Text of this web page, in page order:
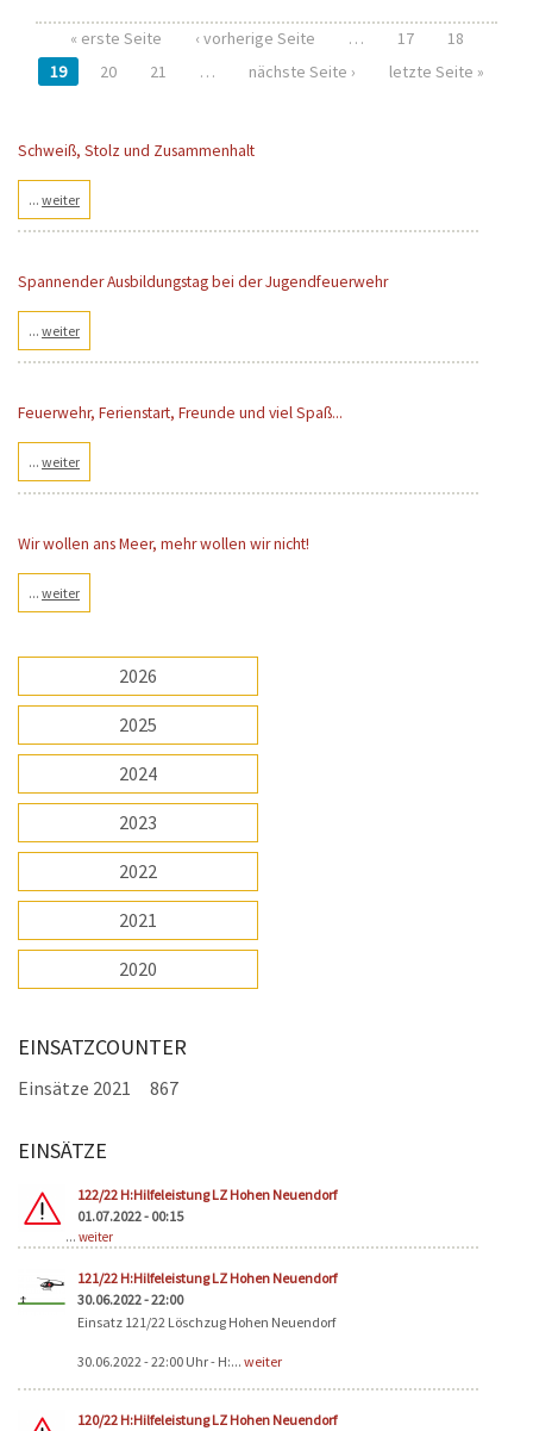
Seiten
« erste Seite ‹ vorherige Seite … 17
18
19
20 21 … nächste Seite › letzte Seite »
Schweiß, Stolz und Zusammenhalt
... weiter
Spannender Ausbildungstag bei der Jugendfeuerwehr
... weiter
Feuerwehr, Ferienstart, Freunde und viel Spaß...
... weiter
Wir wollen ans Meer, mehr wollen wir nicht!
... weiter
2026
2025
2024
2023
2022
2021
2020
EINSATZCOUNTER
Einsätze 2021 867
EINSÄTZE
122/22 H:Hilfeleistung LZ Hohen Neuendorf
01.07.2022 - 00:15
... weiter
121/22 H:Hilfeleistung LZ Hohen Neuendorf
30.06.2022 - 22:00
Einsatz 121/22 Löschzug Hohen Neuendorf
30.06.2022 - 22:00 Uhr - H:... weiter
120/22 H:Hilfeleistung LZ Hohen Neuendorf
Seiten